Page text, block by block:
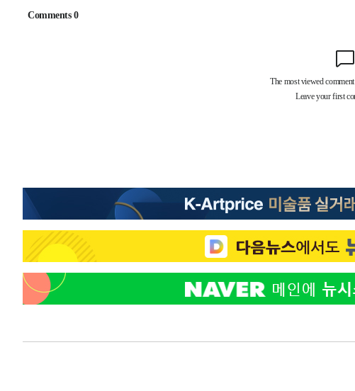
-19639초 전 >
[속보]이 대통령 "부동산 공급 기존 사고방식 매달리지 말고 과감히
이란, "오만과 '중앙 단일 루트' 합의…북쪽 인바운드·남쪽 아웃바
"낮 기온 소폭 하락"…수도권 폭염중대경보, 폭염경보로 하향
22분 전 >여자배구 이재영·이다영 자매, 아제르바이잔 투란VC 입단
34분 전 >
외국인 심판 성 접대 7경기 들여다보니…한국 축구 '5승 2무'
39분 전 >[속보]코스피, 6200선 약보합…0.60% 내린 6258.77에 마쳐
40분 전 >[속보]원·달러 환율, 7.7원 내린 1416.1원 마감
42분 전 >[속보] 노원서 40.1도 관측…서울, 2018년 이후 첫 40도
1시간 전 >[속보]종합특검, '계엄 수용공간 확보' 신용해 前교정본부장 기소
1시간 전 >11시간 압수수색에 성접대 파문까지…'쑥대밭' 된 축구협회